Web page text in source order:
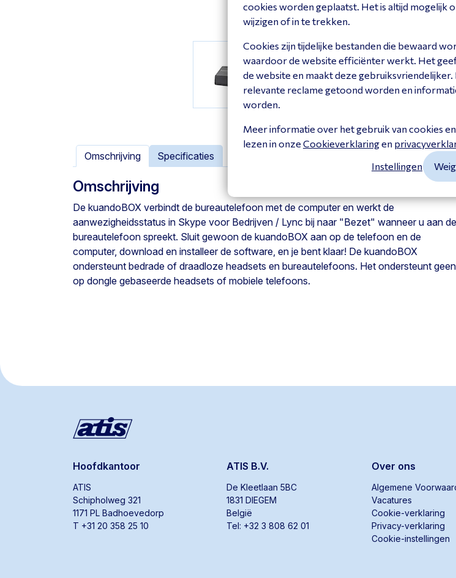
Omschrijving Specificaties
Omschrijving
De kuandoBOX verbindt de bureautelefoon met de computer en werkt de
aanwezigheidsstatus in Skype voor Bedrijven / Lync bij naar "Bezet" wanneer u aan de
bureautelefoon spreekt. Sluit gewoon de kuandoBOX aan op de telefoon en de
computer, download en installeer de software, en je bent klaar! De kuandoBOX
ondersteunt bedrade of draadloze headsets en bureautelefoons. Het ondersteunt geen
op dongle gebaseerde headsets of mobiele telefoons.
Hoofdkantoor
ATIS
Schipholweg 321
1171 PL Badhoevedorp
T +31 20 358 25 10
ATIS B.V.
De Kleetlaan 5BC
1831 DIEGEM
België
Tel: +32 3 808 62 01
Over ons
Algemene
Vacatures
Cookie-verklaring
Privacy-verklaring
Cookie-instellingen
cookies worden geplaatst. Het is altijd mogelijk
wijzigen of in te trekken.
Cookies zijn tijdelijke bestanden die bewaard
waardoor de website efficiënter werkt. Het
de website en maakt deze
relevante reclame getoond worden en
worden.
Meer informatie over het gebruik van cookies
lezen in onze Cookieverklaringen
Instellingen